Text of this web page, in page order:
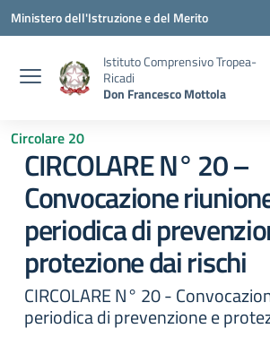
Vai ai contenuti
Vai al menu di navigazione
Vai al footer
Ministero dell'Istruzione e del Merito
Istituto Comprensivo Tropea-
Ricadi
Don Francesco Mottola
Circolare 20
CIRCOLARE N° 20 –
Convocazione
periodica di
protezione dai rischi
CIRCOLARE N° 20 -
periodica di prevenzione e